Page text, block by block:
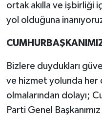
ortak akılla ve işbirliği
yol olduğuna
Bizlere duydukları
ve hizmet yolunda her
olmalarından dolayı;
Parti Genel